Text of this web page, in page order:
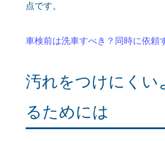
点です。
車検前は洗車すべき？同時に依頼
汚れをつけにくい
るためには